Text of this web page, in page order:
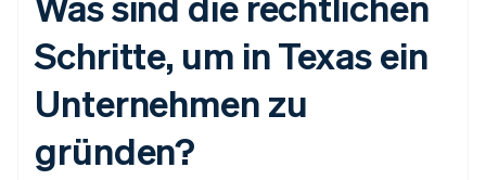
Schritte, um in Texas ein
Unternehmen zu
gründen?